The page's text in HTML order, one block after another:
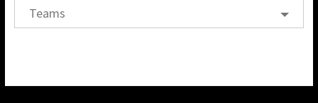
Teams